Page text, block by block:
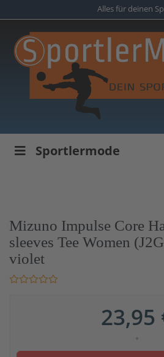
to
content
Alles für deinen
Sportlermode
Mizuno Impulse Core
sleeves Tee Women
violet
23,95
*